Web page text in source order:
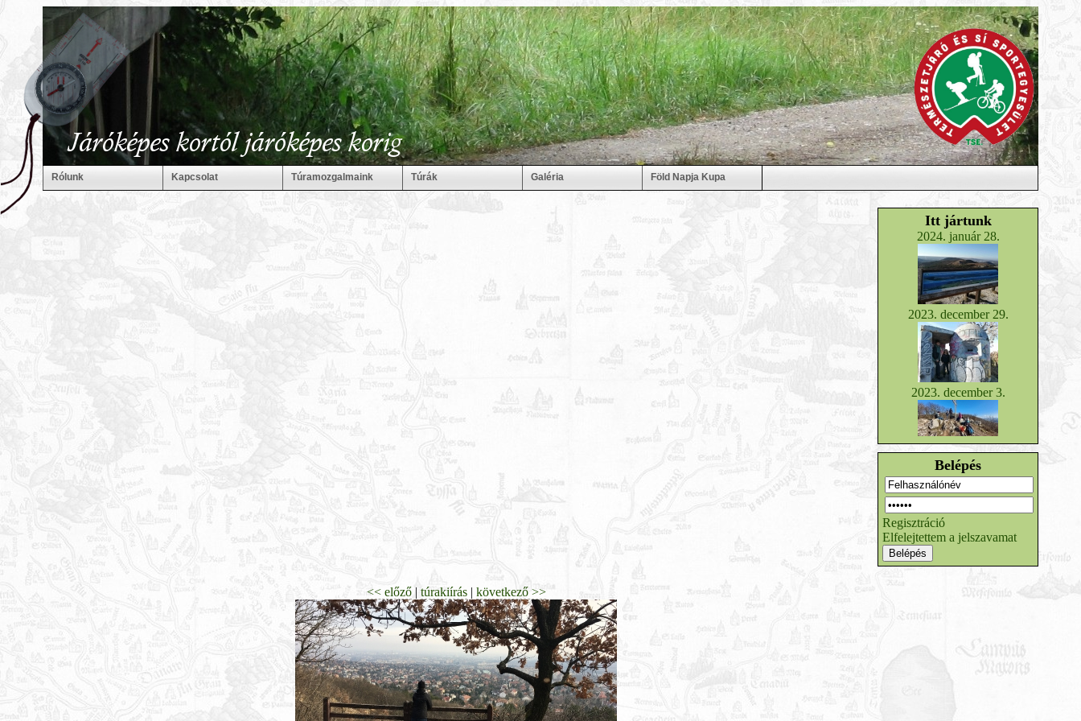
Rólunk Kapcsolat Túramozgalmaink Túrák Galéria Föld Napja Kupa
Itt jártunk
2024. január 28.
2023. december 29.
2023. december 3.
Belépés
Regisztráció
Elfelejtettem a jelszavamat
<< előző| túrakiírás| következő >>